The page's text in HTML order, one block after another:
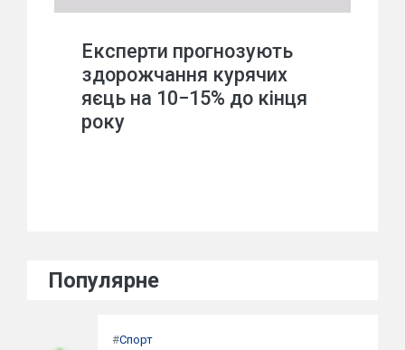
Експерти прогнозують
здорожчання курячих
яєць на 10−15% до кінця
року
Популярне
#Спорт